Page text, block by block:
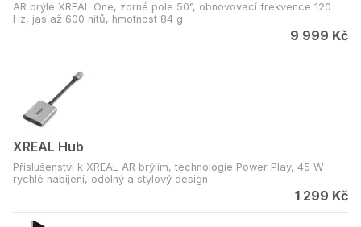
AR brýle XREAL One, zorné pole 50°, obnovovací frekvence 120
Hz, jas až 600 nitů, hmotnost 84 g
9 999 Kč
XREAL Hub
Příslušenství k XREAL AR brýlím, technologie Power Play, 45 W
rychlé nabíjení, odolný a stylový design
1 299 Kč